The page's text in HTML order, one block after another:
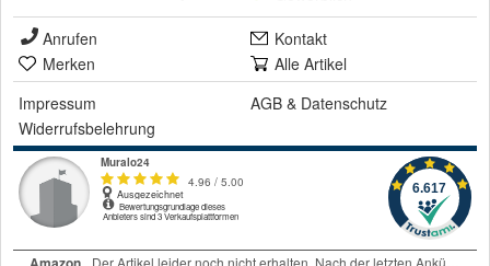
Anrufen
Kontakt
Merken
Alle Artikel
Impressum
AGB & Datenschutz
Widerrufsbelehrung